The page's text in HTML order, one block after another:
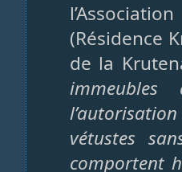
(Résidence
de la
vétustes
comportent